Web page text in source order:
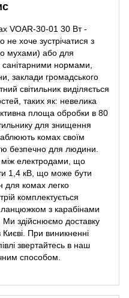
VOAR-30-01 30 Вт -
не хоче зустрічатися з
мухами) або для
нормами,
заклади громадського
світильник виділяється
таких як: невелика
площа обробки в 80
для знищення
комах своїм
безпечно для людини.
електродами, що
1,4 кВ, що може бути
для комах легко
комплектується
з карабінами
Ми здійснюємо доставку
Києві. При виникненні
звертайтесь в наш
способом.